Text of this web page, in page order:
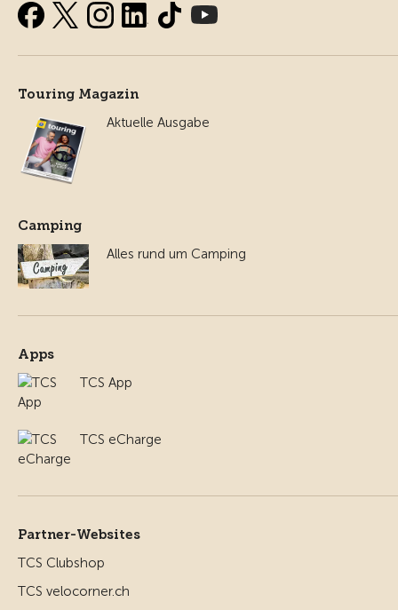
Touring Magazin
Aktuelle Ausgabe
Camping
Alles rund um Camping
Apps
TCS App
TCS eCharge
Partner-Websites
TCS Clubshop
TCS velocorner.ch